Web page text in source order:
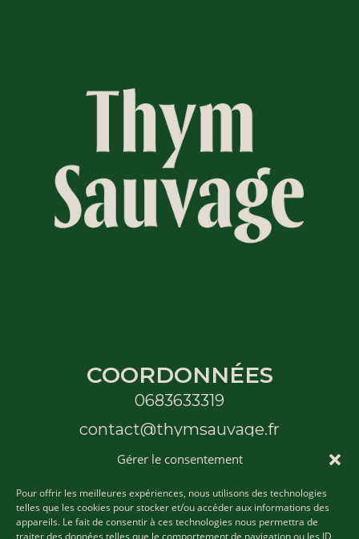
Gérer le consentement
Pour offrir les meilleures expériences, nous utilisons des technologies
telles que les cookies pour stocker et/ou accéder aux informations des
appareils. Le fait de consentir à ces technologies nous permettra de
traiter des données telles que le comportement de navigation ou les ID
COORDONNÉES
0683633319
contact@thymsauvage.fr
177 Route de Ste Maxime - Grimaud
DIVERS
Mentions légales